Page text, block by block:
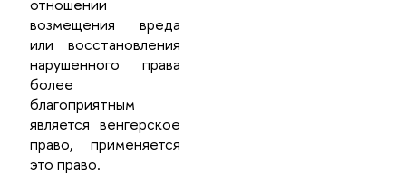
возмещения вреда
или восстановления
нарушенного права
более
благоприятным
является венгерское
право, применяется
это право.